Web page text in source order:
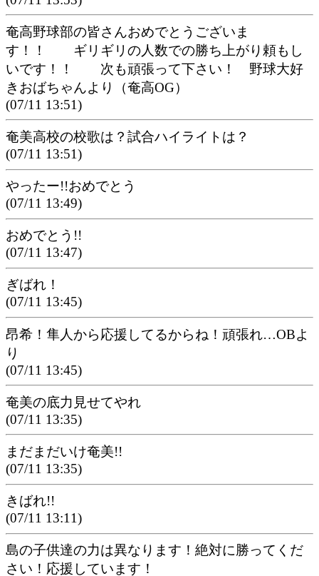
奄高野球部の皆さんおめでとうございま
す！！ ギリギリの人数での勝ち上がり頼もし
いです！！ 次も頑張って下さい！ 野球大好
きおばちゃんより（奄高OG）
(07/11 13:51)
奄美高校の校歌は？試合ハイライトは？
(07/11 13:51)
やったー!!おめでとう
(07/11 13:49)
おめでとう!!
(07/11 13:47)
ぎばれ！
(07/11 13:45)
昂希！隼人から応援してるからね！頑張れ…OBよ
り
(07/11 13:45)
奄美の底力見せてやれ
(07/11 13:35)
まだまだいけ奄美!!
(07/11 13:35)
きばれ!!
(07/11 13:11)
島の子供達の力は異なります！絶対に勝ってくだ
さい！応援しています！